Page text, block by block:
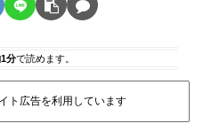
分で読めます。
ト広告を利用しています